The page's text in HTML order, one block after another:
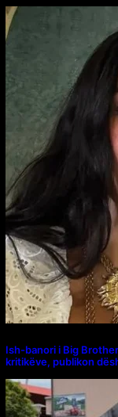
Ish-banori i Big
kritikëve, publikon